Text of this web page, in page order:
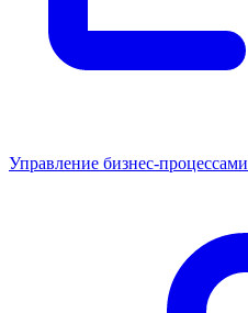
Управление бизнес-процессами